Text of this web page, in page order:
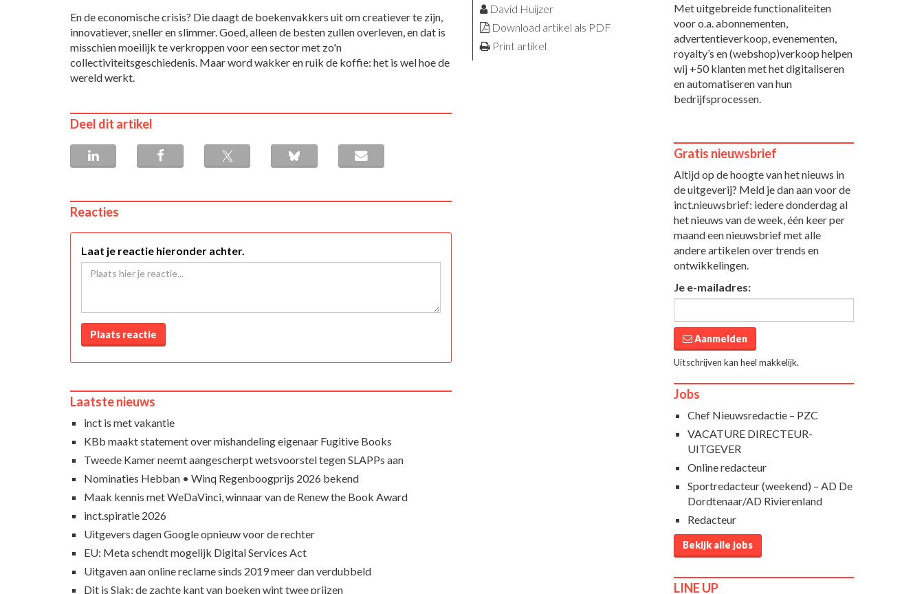
En de economische crisis? Die daagt de boekenvakkers uit om creatiever te zijn,
innovatiever, sneller en slimmer. Goed, alleen de besten zullen overleven, en dat is
misschien moeilijk te verkroppen voor een sector met zo'n
collectiviteitsgeschiedenis. Maar word wakker en ruik de koffie: het is wel hoe de
wereld werkt.
David Huijzer
Download artikel als PDF
Print artikel
Deel dit artikel
Reacties
Laat je reactie hieronder achter.
Plaats reactie
Laatste nieuws
inct is met vakantie
KBb maakt statement over mishandeling eigenaar Fugitive Books
Tweede Kamer neemt aangescherpt wetsvoorstel tegen SLAPPs aan
Nominaties Hebban • Winq Regenboogprijs 2026 bekend
Maak kennis met WeDaVinci, winnaar van de Renew the Book Award
inct.spiratie 2026
Uitgevers dagen Google opnieuw voor de rechter
EU: Meta schendt mogelijk Digital Services Act
Uitgaven aan online reclame sinds 2019 meer dan verdubbeld
Dit is Slak: de zachte kant van boeken wint twee prijzen
Met uitgebreide functionaliteiten
voor o.a. abonnementen,
advertentieverkoop, evenementen,
royalty’s en (webshop)verkoop helpen
wij +50 klanten met het digitaliseren
en automatiseren van hun
bedrijfsprocessen.
Gratis nieuwsbrief
Altijd op de hoogte van het nieuws in
de uitgeverij? Meld je dan aan voor de
inct.nieuwsbrief: iedere donderdag al
het nieuws van de week, één keer per
maand een nieuwsbrief met alle
andere artikelen over trends en
ontwikkelingen.
Je e-mailadres:
Aanmelden
Uitschrijven kan heel makkelijk.
Jobs
Chef Nieuwsredactie – PZC
VACATURE DIRECTEUR-
UITGEVER
Online redacteur
Sportredacteur (weekend) – AD De
Dordtenaar/AD Rivierenland
Redacteur
Bekijk alle jobs
LINE UP